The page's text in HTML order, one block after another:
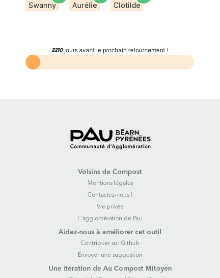
Swanny Aurélie Clotilde
2270 jours avant le prochain retournement !
Voisins de Compost
Mentions légales
Contactez-nous !
Vie privée
L'agglomération de Pau
Aidez-nous à améliorer cet outil
Contribuer sur Github
Envoyer une suggestion
Une itération de Au Compost Mitoyen